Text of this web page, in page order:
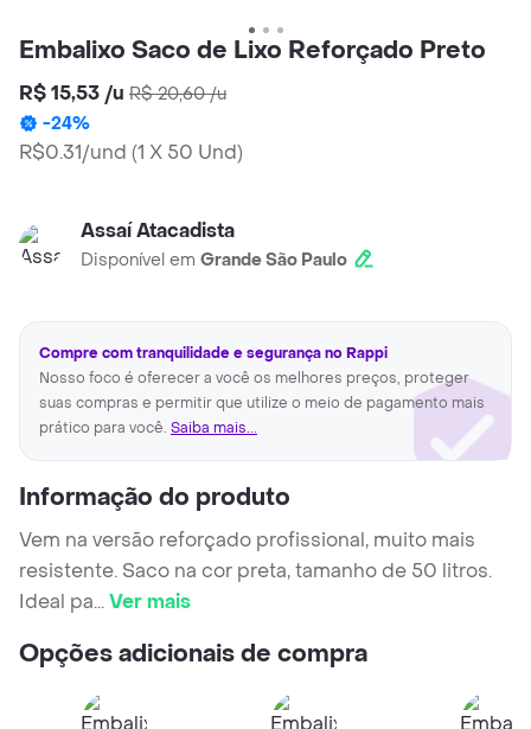
Embalixo Saco de Lixo Reforçado Preto
R$ 15,53 /u R$ 20,60/u
-24%
R$0.31/und (1 X 50 Und)
Assaí Atacadista
Disponível em Grande São Paulo
Compre com tranquilidade e segurança no Rappi
Nosso foco é oferecer a você os melhores preços, proteger
suas compras e permitir que utilize o meio de pagamento mais
prático para você. Saiba mais...
Informação do produto
Vem na versão reforçado profissional, muito mais
resistente. Saco na cor preta, tamanho de 50 litros.
Ideal pa...Ver mais
Opções adicionais de compra